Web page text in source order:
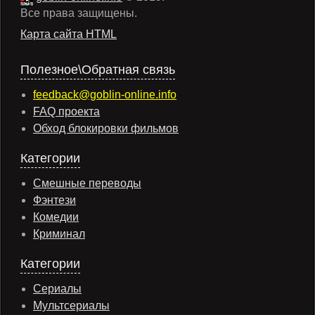
Все права защищены.
Карта сайта HTML
Полезное\Обратная связь
feedback@goblin-online.info
FAQ проекта
Обход блокировки фильмов
Категории
Смешные переводы
Фэнтези
Комедии
Криминал
Категории
Сериалы
Мультсериалы